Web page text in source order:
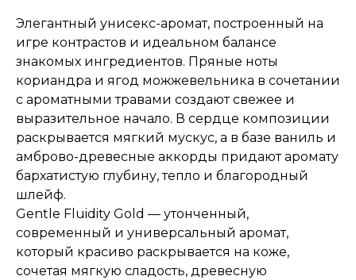
Элегантный унисекс-аромат, построенный на
игре контрастов и идеальном балансе
знакомых ингредиентов. Пряные ноты
кориандра и ягод можжевельника в сочетании
с ароматными травами создают свежее и
выразительное начало. В сердце композиции
раскрывается мягкий мускус, а в базе ваниль и
амброво-древесные аккорды придают аромату
бархатистую глубину, тепло и благородный
шлейф.
Gentle Fluidity Gold — утонченный,
современный и универсальный аромат,
который красиво раскрывается на коже,
сочетая мягкую сладость, древесную